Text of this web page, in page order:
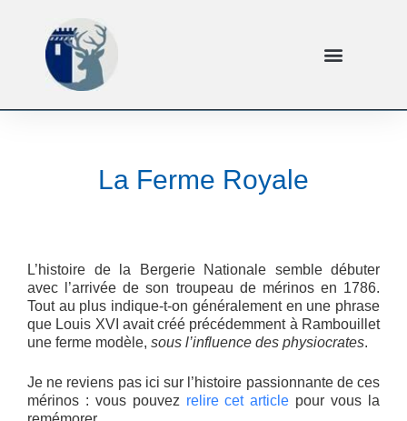
La Ferme Royale
L’histoire de la Bergerie Nationale semble débuter
avec l’arrivée de son troupeau de mérinos en 1786.
Tout au plus indique-t-on généralement en une phrase
que Louis XVI avait créé précédemment à Rambouillet
une ferme modèle, sous l’influence des physiocrates.
Je ne reviens pas ici sur l’histoire passionnante de ces
mérinos : vous pouvez relire cet article pour vous la